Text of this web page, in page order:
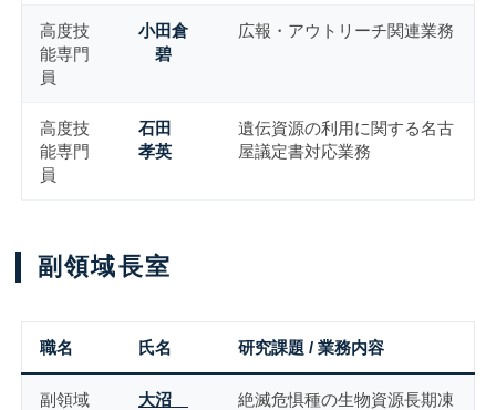
高度技
能専門
員
小田倉
碧
広報・アウトリーチ関連業務
高度技
能専門
員
石田
孝英
遺伝資源の利用に関する名古
屋議定書対応業務
副領域長室
職名 氏名 研究課題 / 業務内容
副領域
大沼
絶滅危惧種の生物資源長期凍